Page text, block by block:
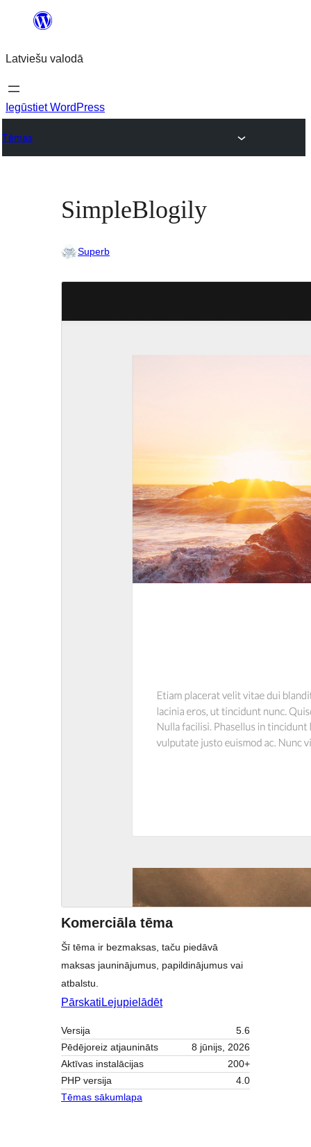
Pāriet
saturu
Latviešu valodā
Iegūstiet WordPress
Tēmas
SimpleBlogily
Superb
Komerciāla tēma
Šī tēma ir bezmaksas, taču piedāvā
maksas jauninājumus, papildinājumus vai
atbalstu.
Pārskati Lejupielādēt
Versija
5.6
Pēdējoreiz atjaunināts
8 jūnijs, 2026
Aktīvas instalācijas
200+
PHP versija
4.0
Tēmas sākumlapa